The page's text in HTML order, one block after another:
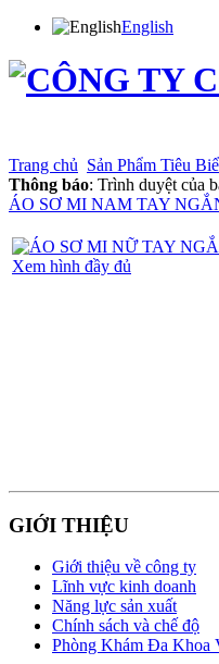
English
Trang chủ Sản Phẩm Tiêu
Thông báo: Trình duyệt của
ÁO SƠ MI NAM TAY
Xem hình đầy đủ
GIỚI THIỆU
Giới thiệu về công ty
Lĩnh vực kinh doanh
Năng lực sản xuất
Chính sách và chế độ
Phòng Khám Đa Khoa